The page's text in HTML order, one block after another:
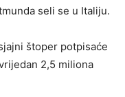
seli se u Italiju.
štoper potpisaće
2,5 miliona